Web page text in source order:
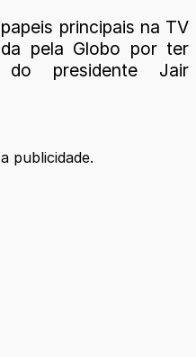
principais na TV
pela Globo por ter
presidente Jair
publicidade.